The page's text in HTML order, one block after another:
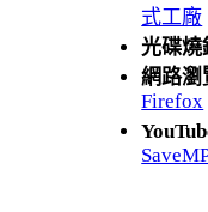
式工廠
光碟燒
網路瀏
Firefox